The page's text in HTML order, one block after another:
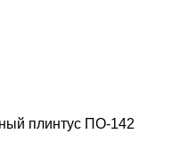
плинтус ПО-142